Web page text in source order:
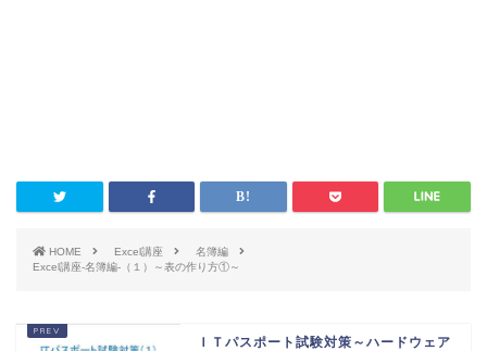
HOME Excel講座
名簿編
Excel講座-名簿編-（１）～表の作り方①～
ＩＴパスポート試験対策～ハードウェア